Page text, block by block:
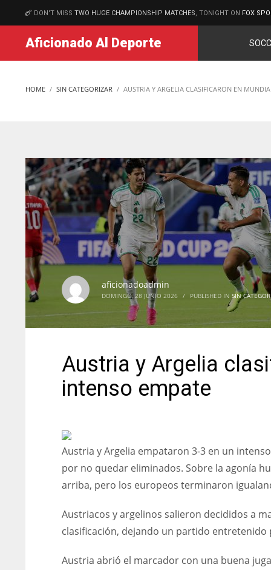
MATCHES
DON'T MISS TWO HUGE CHAMPIONSHIP MATCHES , TONIGHT ON FOX
Aficionado Al Deporte
HOME SIN CATEGORIZAR AUSTRIA Y ARGELIA CLASIFICARON EN
aficionadoadmin
DOMINGO, 28 JUNIO 2026 / PUBLISHED IN SIN
Austria y Argelia
intenso empate
Austria y Argelia empataron 3-3 en un
por no quedar eliminados. Sobre la agonía
arriba, pero los europeos terminaron
Austriacos y argelinos salieron decididos a
clasificación, dejando un partido entretenido
Austria abrió el marcador con una buena